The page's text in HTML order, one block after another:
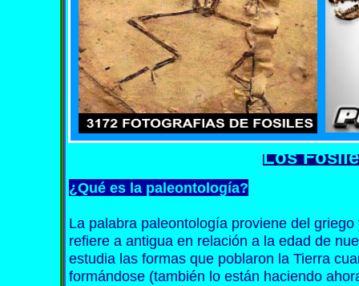
Los
¿Qué es la paleontología?
La palabra paleontología proviene del
refiere a antigua en relación a la edad de
estudia las formas que poblaron la Tierra
formándose (también lo están haciendo